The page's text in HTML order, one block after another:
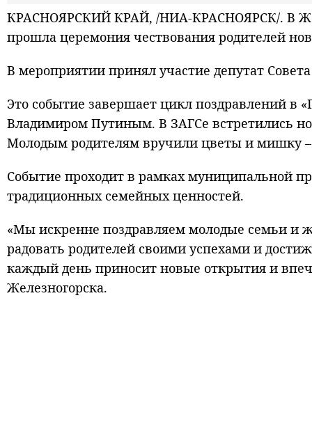
КРАСНОЯРСКИЙ КРАЙ, /НИА-КРАСНОЯРСК/. В
прошла церемония чествования родителей
В мероприятии принял участие депутат
Это событие завершает цикл поздравлений в
Владимиром Путиным. В ЗАГСе встретились
Молодым родителям вручили цветы и мишку –
Событие проходит в рамках муниципальной
традиционных семейных ценностей.
«Мы искренне поздравляем молодые семьи
радовать родителей своими успехами и
каждый день приносит новые открытия и
Железногорска.